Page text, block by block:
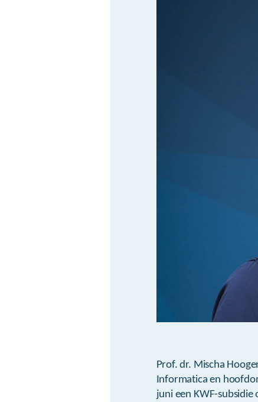
Prof. dr. Mischa
Informatica en
juni een KWF-